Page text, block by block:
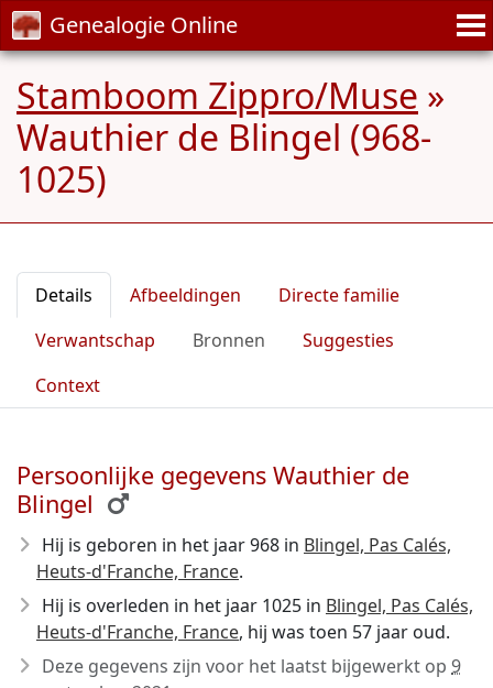
Genealogie Online
Stamboom Zippro/Muse »
Wauthier de Blingel (968-
1025)
Details Afbeeldingen
Directe familie
Verwantschap
Bronnen
Suggesties
Context
Persoonlijke gegevens Wauthier de
Blingel
Hij is geboren in het jaar 968 in Blingel, Pas Calés,
Heuts-d'Franche, France.
Hij is overleden in het jaar 1025 in Blingel, Pas Calés,
Heuts-d'Franche, France, hij was toen 57 jaar oud.
Deze gegevens zijn voor het laatst bijgewerkt op 9